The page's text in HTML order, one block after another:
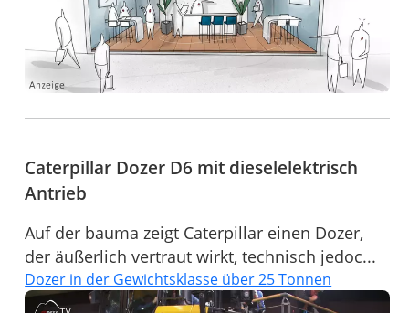
Caterpillar Dozer D6 mit dieselelektrisch
Antrieb
Auf der bauma zeigt Caterpillar einen Dozer,
der äußerlich vertraut wirkt, technisch jedoc...
Dozer in der Gewichtsklasse über 25 Tonnen